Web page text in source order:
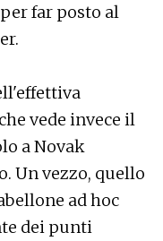
far posto al
vede invece il
a Novak
Un vezzo, quello
ad hoc
dei punti